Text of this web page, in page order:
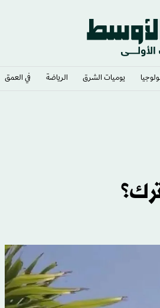
يوميات الشرق​ الرياضة في العمق